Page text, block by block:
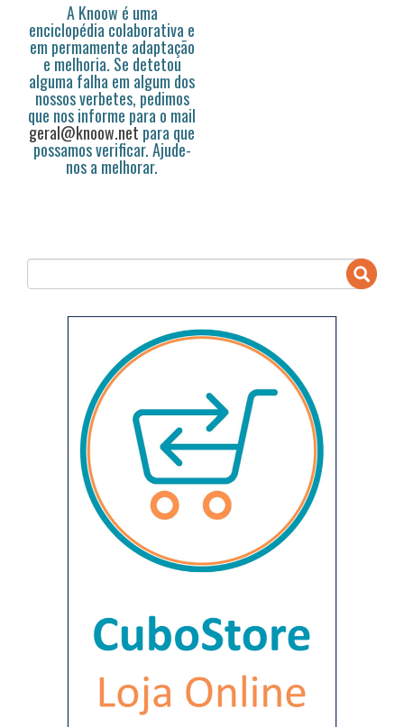
A Knoow é uma
enciclopédia colaborativa e
em permamente adaptação
e melhoria. Se detetou
alguma falha em algum dos
nossos verbetes, pedimos
que nos informe para o mail
geral@knoow.net para que
possamos verificar. Ajude-
nos a melhorar.